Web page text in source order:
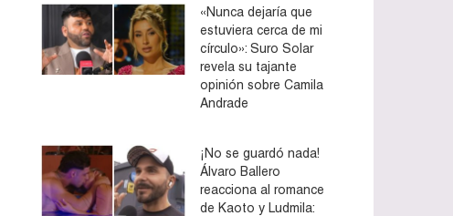
«Nunca dejaría que
estuviera cerca de mi
círculo»: Suro Solar
revela su tajante
opinión sobre Camila
Andrade
¡No se guardó nada!
Álvaro Ballero
reacciona al romance
de Kaoto y Ludmila: